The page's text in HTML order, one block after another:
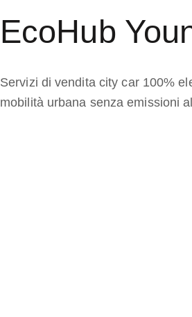
EcoHub
Servizi di vendita city car 100%
mobilità urbana senza emissioni